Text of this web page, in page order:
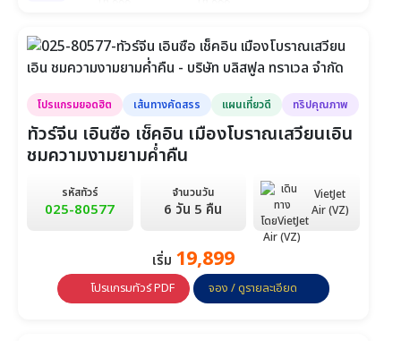
ธ.ค.
17,888
วันที่ 8-12
16,888
วันที่ 22-26
โปรแกรมยอดฮิต เส้นทางคัดสรร แผนเที่ยวดี ทริปคุณภาพ
ทัวร์จีน เอินซือ เช็คอิน เมืองโบราณเสวียนเอิน
ชมความงามยามค่ำคืน
รหัสทัวร์
025-80577
จำนวนวัน
6 วัน 5 คืน
VietJet
Air (VZ)
เริ่ม 19,899
โปรแกรมทัวร์ PDF จอง / ดูรายละเอียด